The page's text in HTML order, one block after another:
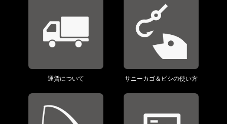
運賃について サニーカゴ＆ビシの使い方